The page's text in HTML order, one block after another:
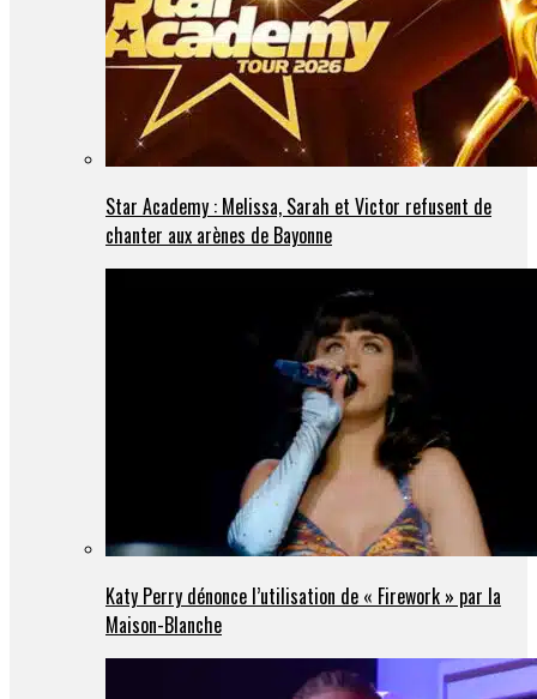
Star Academy : Melissa, Sarah et Victor refusent de
chanter aux arènes de Bayonne
Katy Perry dénonce l’utilisation de « Firework » par la
Maison-Blanche